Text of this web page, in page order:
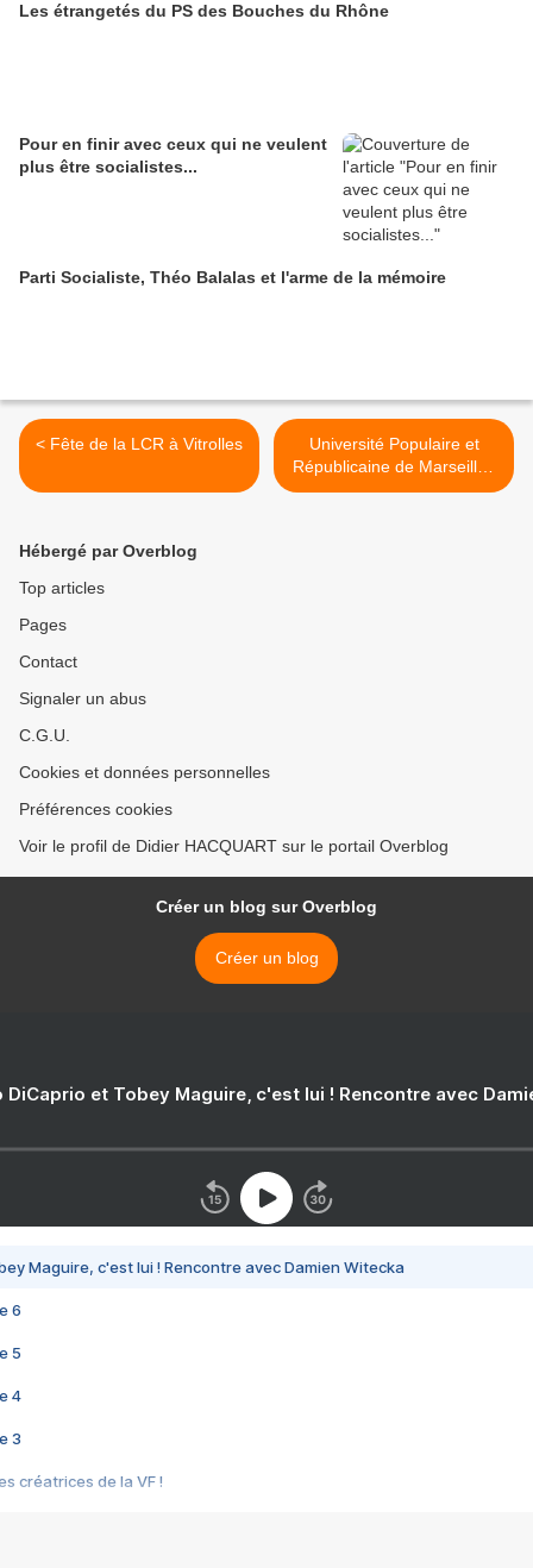
Les étrangetés du PS des Bouches du Rhône
Pour en finir avec ceux qui ne veulent
plus être socialistes...
Parti Socialiste, Théo Balalas et l'arme de la mémoire
< Fête de la LCR à Vitrolles
Université Populaire et
Républicaine de Marseille :
C'est parti ! >
Hébergé par Overblog
Top articles
Pages
Contact
Signaler un abus
C.G.U.
Cookies et données personnelles
Préférences cookies
Voir le profil de Didier HACQUART sur le portail Overblog
Créer un blog sur Overblog
Créer un blog
DiCaprio et Tobey Maguire, c'est lui ! Rencontre avec
Maguire, c'est lui ! Rencontre avec Damien Witecka
6
5
4
3
créatrices de la VF !